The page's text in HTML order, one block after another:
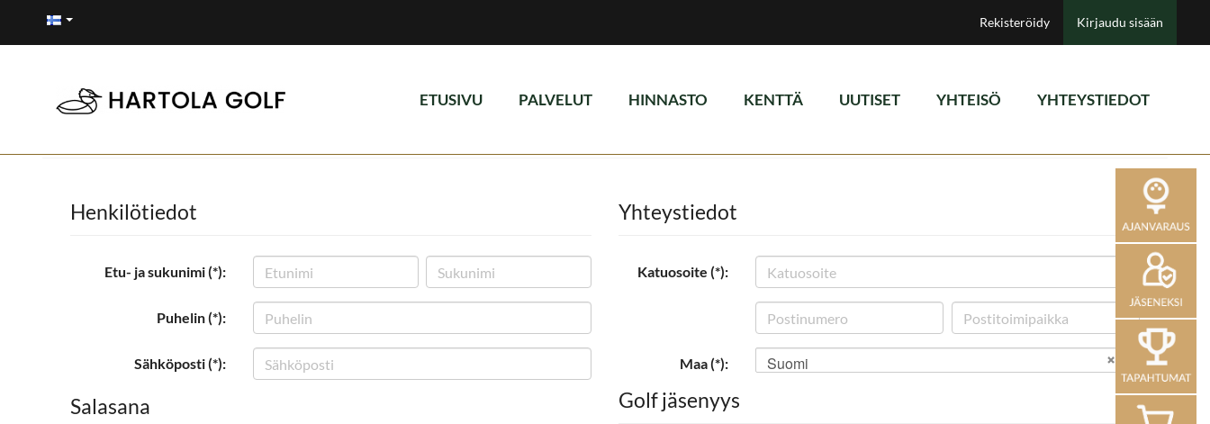
Rekisteröidy Kirjaudu sisään
ETUSIVU PALVELUT HINNASTO KENTTÄ UUTISET YHTEISÖ YHTEYSTIEDOT
Henkilötiedot
Etu- ja sukunimi (*):
Puhelin (*):
Sähköposti (*):
Salasana
Yhteystiedot
Katuosoite (*):
Maa (*): Suomi
Golf jäsenyys